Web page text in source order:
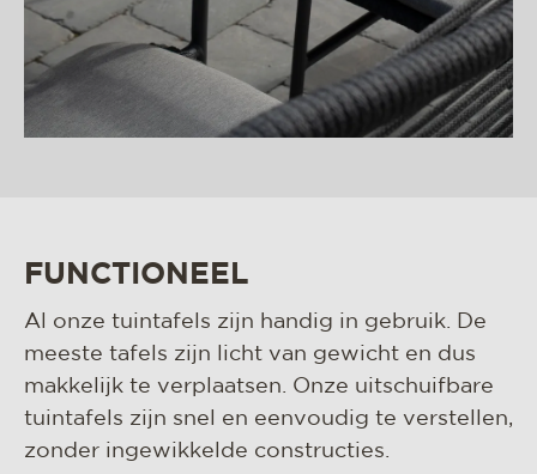
FUNCTIONEEL
Al onze tuintafels zijn handig in gebruik. De
meeste tafels zijn licht van gewicht en dus
makkelijk te verplaatsen. Onze uitschuifbare
tuintafels zijn snel en eenvoudig te verstellen,
zonder ingewikkelde constructies.